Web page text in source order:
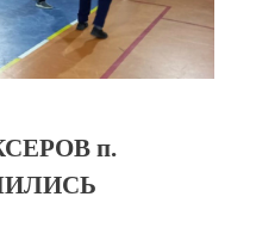
п.